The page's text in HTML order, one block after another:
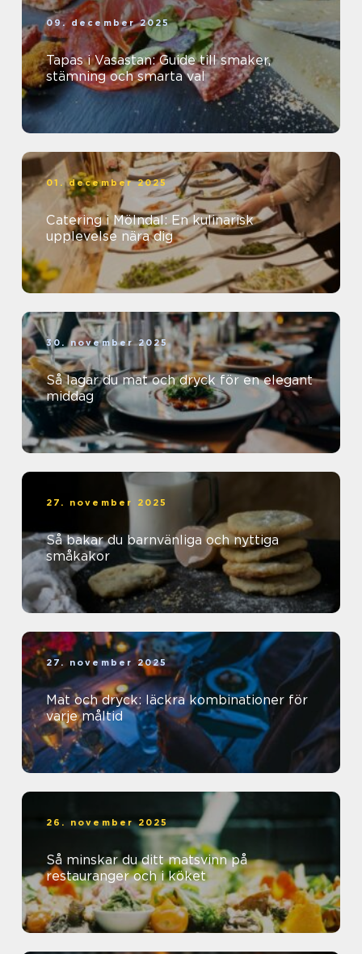
09. december 2025
Tapas i Vasastan: Guide till smaker,
stämning och smarta val
01. december 2025
Catering i Mölndal: En kulinarisk
upplevelse nära dig
30. november 2025
Så lagar du mat och dryck för en elegant
middag
27. november 2025
Så bakar du barnvänliga och nyttiga
småkakor
27. november 2025
Mat och dryck: läckra kombinationer för
varje måltid
26. november 2025
Så minskar du ditt matsvinn på
restauranger och i köket